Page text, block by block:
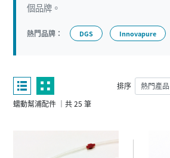
個品牌。
熱門品牌： DGS Innovapure
蠕動幫浦配件 ｜共 25 筆
排序